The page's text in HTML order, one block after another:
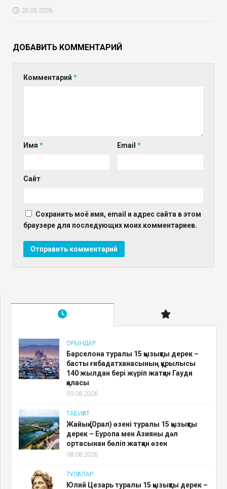
25.05.2026
ДОБАВИТЬ КОММЕНТАРИЙ
Комментарий *
Имя * Email*
Сайт
Сохранить моё имя, email и адрес сайта в этом
браузере для последующих моих комментариев.
ОРЫНДАР
Барселона туралы 15 қызықты дерек –
басты ғибадатханасының құрылысы
140 жылдан бері жүріп жатқан Гауди
қаласы
09.08.2026
ТАБИҒАТ
Жайық (Орал) өзені туралы 15 қызықты
дерек – Еуропа мен Азияны дәл
ортасынан бөліп жатқан өзен
08.08.2026
ТҰЛҒАЛАР
Юлий Цезарь туралы 15 қызықты дерек –